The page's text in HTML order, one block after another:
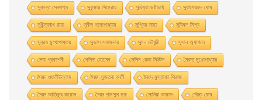
সুকান্ত সেনগুপ্ত সুকুমার সিংহরায় সুচিত্রা ভট্টাচার্য সুধাংশরঞ্জন ঘোষ
সুধীন্দ্রনাথ রাহা সুনীল গঙ্গোপাধ্যায় সুপ্রিয় সাহা সুবিমল মিশ্র
সুব্রত মুখোপাধ্যায় সুভাস সমাজদার সুমন চৌধুরী সুসান অ্যাশলে
সেবা প্রকাশনী সেলিনা হােসেন সেলিম রেজা নিউটন সৈকত মুখোপাধ্যায়
সৈয়দ ওয়ালীউল্লাহ সৈয়দ মুজতবা আলী সৈয়দ মুস্তাফা সিরাজ
সৈয়দ আতিকুর রহমান সৈয়দ শামসুল হক সোনিয়া কামাল সৌম্য ঘােষ